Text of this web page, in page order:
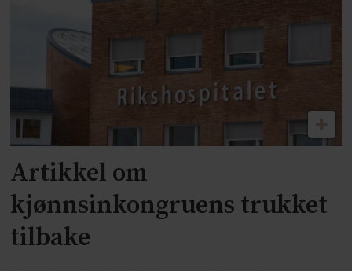
Artikkel om
kjønnsinkongruens trukket
tilbake